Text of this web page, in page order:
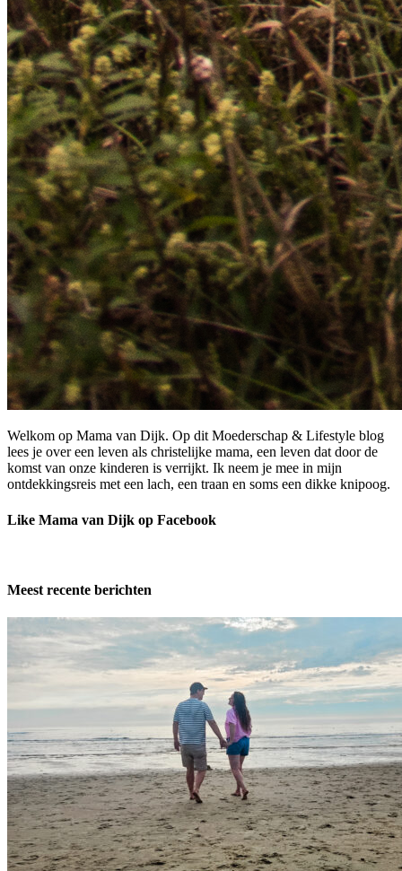
Welkom op Mama van Dijk. Op dit Moederschap & Lifestyle blog
lees je over een leven als christelijke mama, een leven dat door de
komst van onze kinderen is verrijkt. Ik neem je mee in mijn
ontdekkingsreis met een lach, een traan en soms een dikke knipoog.
Like Mama van Dijk op Facebook
Meest recente berichten